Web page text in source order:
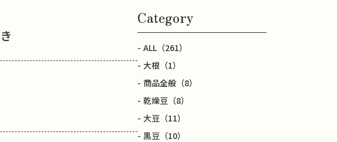
Category
ALL （261）
大根 （1）
商品全般 （8）
乾燥豆 （8）
大豆 （11）
黒豆 （10）